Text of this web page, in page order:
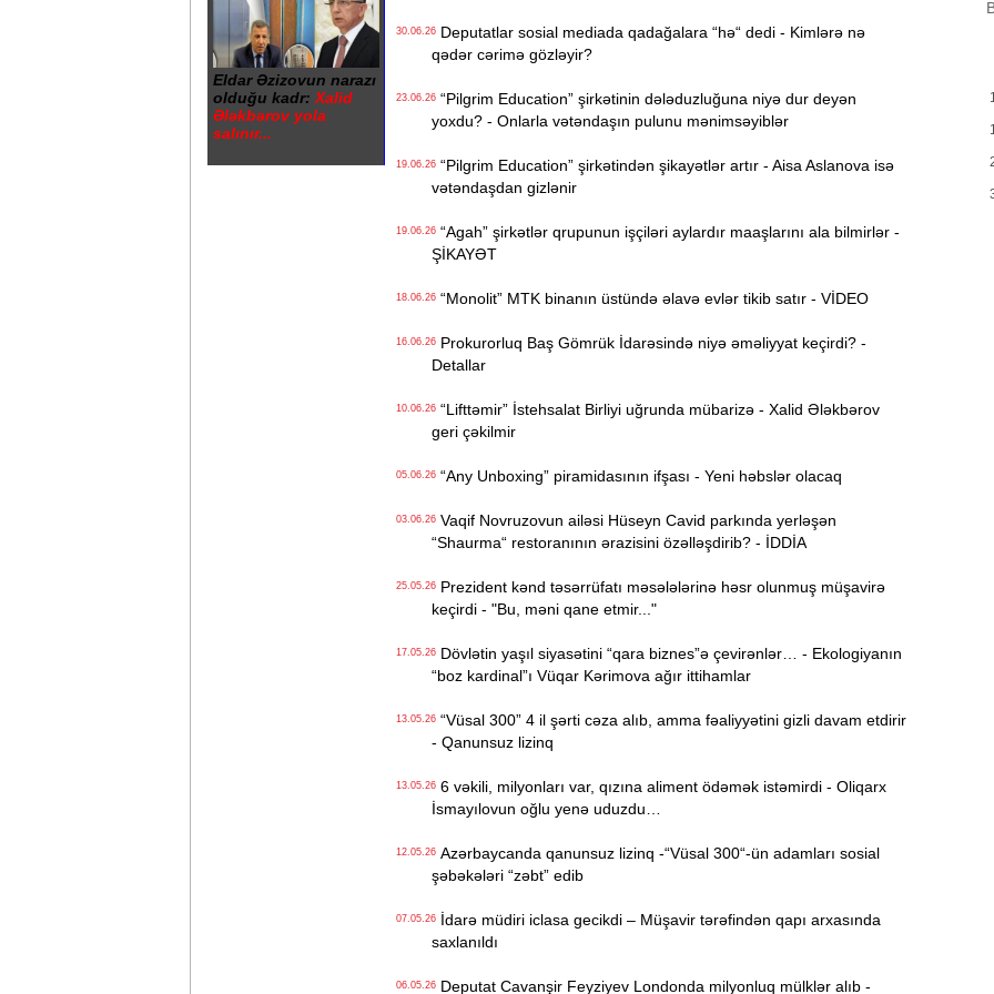
Eldar Əzizovun narazı
olduğu kadr: Xalid
Ələkbərov yola
salınır...
30.06.26Deputatlar sosial mediada qadağalara “hə“ dedi - Kimlərə nə
qədər cərimə gözləyir?
23.06.26“Pilgrim Education” şirkətinin dələduzluğuna niyə dur deyən
yoxdu? - Onlarla vətəndaşın pulunu mənimsəyiblər
19.06.26“Pilgrim Education” şirkətindən şikayətlər artır - Aisa Aslanova isə
vətəndaşdan gizlənir
19.06.26“Agah” şirkətlər qrupunun işçiləri aylardır maaşlarını ala bilmirlər -
ŞİKAYƏT
18.06.26“Monolit” MTK binanın üstündə əlavə evlər tikib satır - VİDEO
16.06.26Prokurorluq Baş Gömrük İdarəsində niyə əməliyyat keçirdi? -
Detallar
10.06.26“Lifttəmir” İstehsalat Birliyi uğrunda mübarizə - Xalid Ələkbərov
geri çəkilmir
05.06.26“Any Unboxing” piramidasının ifşası - Yeni həbslər olacaq
03.06.26Vaqif Novruzovun ailəsi Hüseyn Cavid parkında yerləşən
“Shaurma“ restoranının ərazisini özəlləşdirib? - İDDİA
25.05.26Prezident kənd təsərrüfatı məsələlərinə həsr olunmuş müşavirə
keçirdi - "Bu, məni qane etmir..."
17.05.26Dövlətin yaşıl siyasətini “qara biznes”ə çevirənlər… - Ekologiyanın
“boz kardinal”ı Vüqar Kərimova ağır ittihamlar
13.05.26“Vüsal 300” 4 il şərti cəza alıb, amma fəaliyyətini gizli davam etdirir
- Qanunsuz lizinq
13.05.266 vəkili, milyonları var, qızına aliment ödəmək istəmirdi - Oliqarx
İsmayılovun oğlu yenə uduzdu…
12.05.26Azərbaycanda qanunsuz lizinq -“Vüsal 300“-ün adamları sosial
şəbəkələri “zəbt” edib
07.05.26İdarə müdiri iclasa gecikdi – Müşavir tərəfindən qapı arxasında
saxlanıldı
06.05.26Deputat Cavanşir Feyziyev Londonda milyonluq mülklər alıb -